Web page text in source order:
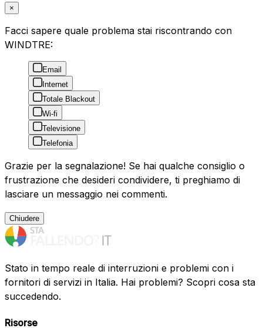
×
Facci sapere quale problema stai riscontrando con
WINDTRE:
Email
Internet
Totale Blackout
Wi-fi
Televisione
Telefonia
Grazie per la segnalazione! Se hai qualche consiglio o
frustrazione che desideri condividere, ti preghiamo di
lasciare un messaggio nei commenti.
Chiudere
Stato in tempo reale di interruzioni e problemi con i
fornitori di servizi in Italia. Hai problemi? Scopri cosa sta
succedendo.
Risorse